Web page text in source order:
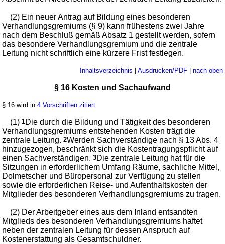
(2) Ein neuer Antrag auf Bildung eines besonderen
Verhandlungsgremiums (§ 9) kann frühestens zwei Jahre
nach dem Beschluß gemäß Absatz 1 gestellt werden, sofern
das besondere Verhandlungsgremium und die zentrale
Leitung nicht schriftlich eine kürzere Frist festlegen.
Inhaltsverzeichnis | Ausdrucken/PDF| nach oben
§ 16 Kosten und Sachaufwand
§ 16 wird in4 Vorschriften zitiert
(1)1Die durch die Bildung und Tätigkeit des besonderen
Verhandlungsgremiums entstehenden Kosten trägt die
zentrale Leitung.2Werden Sachverständige nach § 13 Abs. 4
hinzugezogen, beschränkt sich die Kostentragungspflicht auf
einen Sachverständigen.3Die zentrale Leitung hat für die
Sitzungen in erforderlichem Umfang Räume, sachliche Mittel,
Dolmetscher und Büropersonal zur Verfügung zu stellen
sowie die erforderlichen Reise- und Aufenthaltskosten der
Mitglieder des besonderen Verhandlungsgremiums zu tragen.
(2) Der Arbeitgeber eines aus dem Inland entsandten
Mitglieds des besonderen Verhandlungsgremiums haftet
neben der zentralen Leitung für dessen Anspruch auf
Kostenerstattung als Gesamtschuldner.